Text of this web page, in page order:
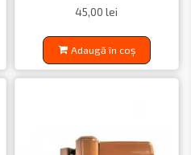
45,00 lei
Adaugă în coș